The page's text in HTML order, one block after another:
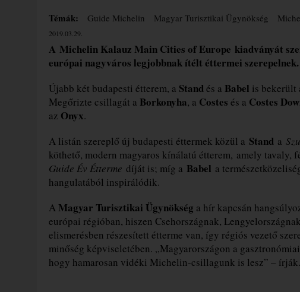
Témák: Guide Michelin Magyar Turisztikai Ügynökség
2019.03.29.
A Michelin Kalauz Main Cities of Europe kiadványát
európai nagyváros legjobbnak ítélt éttermei szerepelnek.
Újabb két budapesti étterem, a Standés a Babel is bekerült
Megőrizte csillagát a Borkonyha, a Costes és a Costes
az Onyx.
A listán szereplő új budapesti éttermek közül a Stand a
köthető, modern magyaros kínálatú étterem, amely tavaly,
Guide Év Étterme díját is; míg a Babel a
hangulatából inspirálódik.
A Magyar Turisztikai Ügynökség a hír kapcsán
európai régióban, hiszen Csehországnak,
elismerésben részesített étterme van, így régiós vezető
minőség képviseletében. „Magyarországon a
hogy hamarosan vidéki Michelin-csillagunk is lesz” – írják.